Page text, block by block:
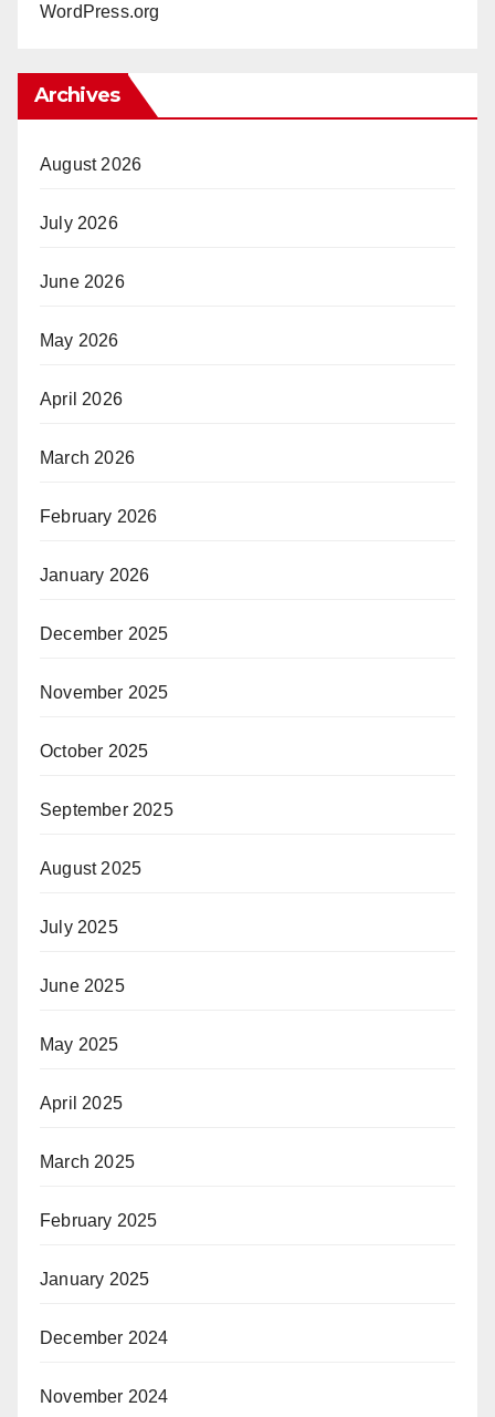
WordPress.org
Archives
August 2026
July 2026
June 2026
May 2026
April 2026
March 2026
February 2026
January 2026
December 2025
November 2025
October 2025
September 2025
August 2025
July 2025
June 2025
May 2025
April 2025
March 2025
February 2025
January 2025
December 2024
November 2024